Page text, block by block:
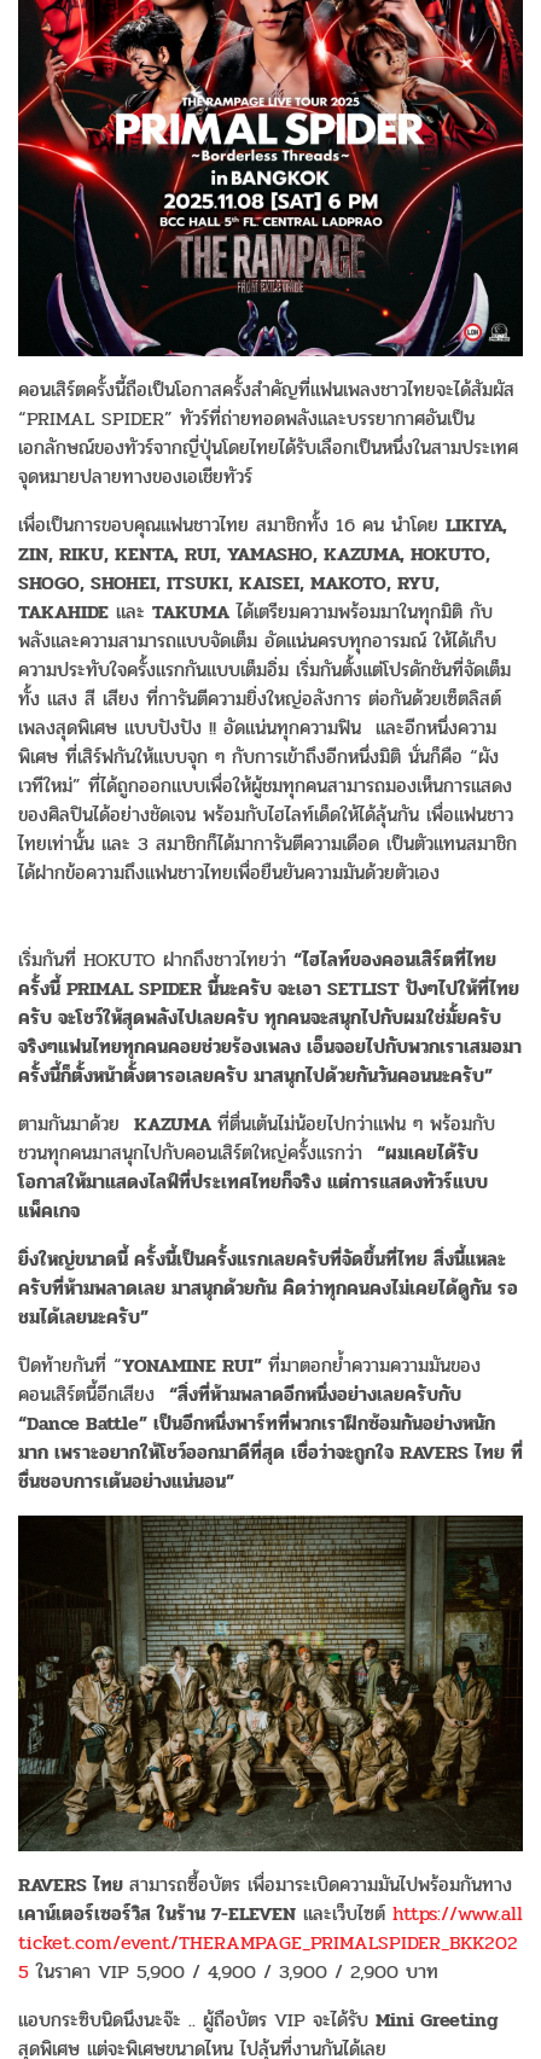
คอนเสิร์ตครั้งนี้ถือเป็นโอกาสครั้งสำคัญที่แฟนเพลงชาวไทยจะได้สัมผัส
“PRIMAL SPIDER” ทัวร์ที่ถ่ายทอดพลังและบรรยากาศอันเป็น
เอกลักษณ์ของทัวร์จากญี่ปุ่นโดยไทยได้รับเลือกเป็นหนึ่งในสามประเทศ
จุดหมายปลายทางของเอเชียทัวร์
เพื่อเป็นการขอบคุณแฟนชาวไทย สมาชิกทั้ง 16 คน นำโดย LIKIYA,
ZIN, RIKU, KENTA, RUI, YAMASHO, KAZUMA, HOKUTO,
SHOGO, SHOHEI, ITSUKI, KAISEI, MAKOTO, RYU,
TAKAHIDE และ TAKUMA ได้เตรียมความพร้อมมาในทุกมิติ กับ
พลังและความสามารถแบบจัดเต็ม อัดแน่นครบทุกอารมณ์ ให้ได้เก็บ
ความประทับใจครั้งแรกกันแบบเต็มอิ่ม เริ่มกันตั้งแต่โปรดักชันที่จัดเต็ม
ทั้ง แสง สี เสียง ที่การันตีความยิ่งใหญ่อลังการ ต่อกันด้วยเซ็ตลิสต์
เพลงสุดพิเศษ แบบปังปัง !! อัดแน่นทุกความฟิน และอีกหนึ่งความ
พิเศษ ที่เสิร์ฟกันให้แบบจุก ๆ กับการเข้าถึงอีกหนึ่งมิติ นั่นก็คือ “ผัง
เวทีใหม่” ที่ได้ถูกออกแบบเพื่อให้ผู้ชมทุกคนสามารถมองเห็นการแสดง
ของศิลปินได้อย่างชัดเจน พร้อมกับไฮไลท์เด็ดให้ได้ลุ้นกัน เพื่อแฟนชาว
ไทยเท่านั้น และ 3 สมาชิกก็ได้มาการันตีความเดือด เป็นตัวแทนสมาชิก
ได้ฝากข้อความถึงแฟนชาวไทยเพื่อยืนยันความมันด้วยตัวเอง
เริ่มกันที่ HOKUTO ฝากถึงชาวไทยว่า “ไฮไลท์ของคอนเสิร์ตที่ไทย
ครั้งนี้ PRIMAL SPIDER นี้นะครับ จะเอา SETLIST ปังๆไปให้ที่ไทย
ครับ จะโชว์ให้สุดพลังไปเลยครับ ทุกคนจะสนุกไปกับผมใช่มั้ยครับ
จริงๆแฟนไทยทุกคนคอยช่วยร้องเพลง เอ็นจอยไปกับพวกเราเสมอมา
ครั้งนี้ก็ตั้งหน้าตั้งตารอเลยครับ มาสนุกไปด้วยกันวันคอนนะครับ”
ตามกันมาด้วย KAZUMA ที่ตื่นเต้นไม่น้อยไปกว่าแฟน ๆ พร้อมกับ
ชวนทุกคนมาสนุกไปกับคอนเสิร์ตใหญ่ครั้งแรกว่า “ผมเคยได้รับ
โอกาสให้มาแสดงไลฟ์ที่ประเทศไทยก็จริง แต่การแสดงทัวร์แบบ
แพ็คเกจ
ยิ่งใหญ่ขนาดนี้ ครั้งนี้เป็นครั้งแรกเลยครับที่จัดขึ้นที่ไทย สิ่งนี้แหละ
ครับที่ห้ามพลาดเลย มาสนุกด้วยกัน คิดว่าทุกคนคงไม่เคยได้ดูกัน รอ
ชมได้เลยนะครับ”
ปิดท้ายกันที่ “YONAMINE RUI” ที่มาตอกย้ำความความมันของ
คอนเสิร์ตนี้อีกเสียง “สิ่งที่ห้ามพลาดอีกหนึ่งอย่างเลยครับกับ
“Dance Battle” เป็นอีกหนึ่งพาร์ทที่พวกเราฝึกซ้อมกันอย่างหนัก
มาก เพราะอยากให้โชว์ออกมาดีที่สุด เชื่อว่าจะถูกใจ RAVERSไทย ที่
ชื่นชอบการเต้นอย่างแน่นอน”
RAVERSไทย สามารถซื้อบัตร เพื่อมาระเบิดความมันไปพร้อมกันทาง
เคาน์เตอร์เซอร์วิส ในร้าน 7-ELEVEN และเว็บไซต์ https://www.all
ticket.com/event/THERAMPAGE_PRIMALSPIDER_BKK202
5 ในราคา VIP 5,900 / 4,900 / 3,900 / 2,900 บาท
แอบกระซิบนิดนึงนะจ๊ะ .. ผู้ถือบัตร VIP จะได้รับ Mini Greeting
สุดพิเศษ แต่จะพิเศษขนาดไหน ไปลุ้นที่งานกันได้เลย